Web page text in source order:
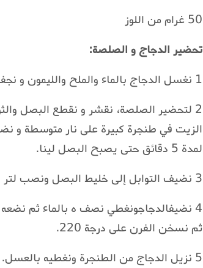
50 غرام من اللوز
تحضير الدجاج و الصلصة:
1 نغسل الدجاج بالماء والملح والليمون و نجففه و ننشفه.
2 لتحضير الصلصة، نقشر و نقطع البصل
الزيت في طنجرة كبيرة على نار متوسطة و
لمدة 5 دقائق حتى يصبح البصل لينا.
3 نضيف التوابل إلى خليط البصل ونصب لتر ونصف من الماء البارد ثم نضيف ماء الزهر
ثم نسخن الفرن على درجة 220.
5 نزيل الدجاج من الطنجرة ونغطيه